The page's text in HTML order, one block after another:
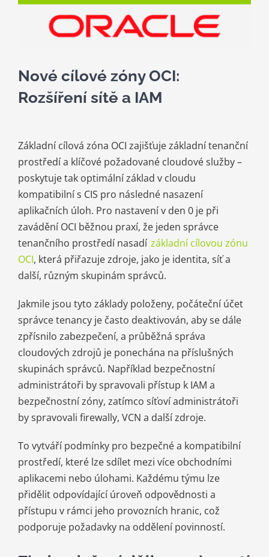
Nové cílové zóny OCI:
Rozšíření sítě a IAM
Základní cílová zóna OCI zajišťuje základní tenanční
prostředí a klíčové požadované cloudové služby –
poskytuje tak optimální základ v cloudu
kompatibilní s CIS pro následné nasazení
aplikačních úloh. Pro nastavení v den 0 je při
zavádění OCI běžnou praxí, že jeden správce
tenančního prostředí nasadí základní cílovou zónu
OCI, která přiřazuje zdroje, jako je identita, síť a
další, různým skupinám správců.
Jakmile jsou tyto základy položeny, počáteční účet
správce tenancy je často deaktivován, aby se dále
zpřísnilo zabezpečení, a průběžná správa
cloudových zdrojů je ponechána na příslušných
skupinách správců. Například bezpečnostní
administrátoři by spravovali přístup k IAM a
bezpečnostní zóny, zatímco síťoví administrátoři
by spravovali firewally, VCN a další zdroje.
To vytváří podmínky pro bezpečné a kompatibilní
prostředí, které lze sdílet mezi více obchodními
aplikacemi nebo úlohami. Každému týmu lze
přidělit odpovídající úroveň odpovědnosti a
přístupu v rámci jeho provozních hranic, což
podporuje požadavky na oddělení povinností.